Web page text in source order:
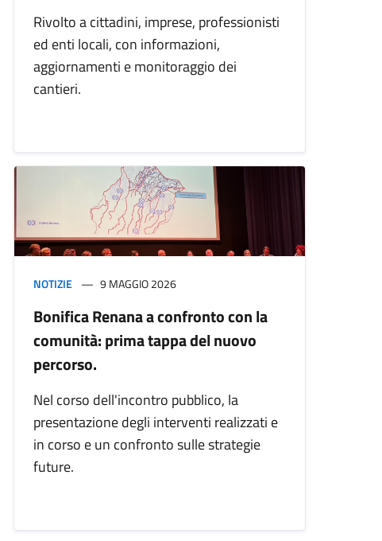
Rivolto a cittadini, imprese, professionisti
ed enti locali, con informazioni,
aggiornamenti e monitoraggio dei
cantieri.
NOTIZIE 9 MAGGIO 2026
Bonifica Renana a confronto con la
comunità: prima tappa del nuovo
percorso.
Nel corso dell'incontro pubblico, la
presentazione degli interventi realizzati e
in corso e un confronto sulle strategie
future.